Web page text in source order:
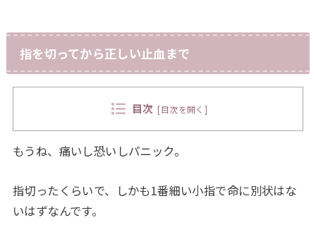
指を切ってから正しい止血まで
目次 [目次を開く ]
もうね、痛いし恐いしパニック。
指切ったくらいで、しかも1番細い小指で命に別状はな
いはずなんです。